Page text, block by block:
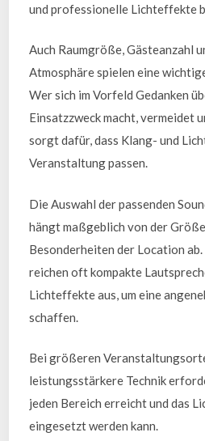
und professionelle Lichteffekte
Auch Raumgröße, Gästeanzahl
Atmosphäre spielen eine
Wer sich im Vorfeld Gedanken
Einsatzzweck macht, vermeidet
sorgt dafür, dass Klang- und
Veranstaltung passen.
Die Auswahl der passenden
hängt maßgeblich von der
Besonderheiten der Location ab.
reichen oft kompakte
Lichteffekte aus, um eine
schaffen.
Bei größeren
leistungsstärkere Technik
jeden Bereich erreicht und das
eingesetzt werden kann.